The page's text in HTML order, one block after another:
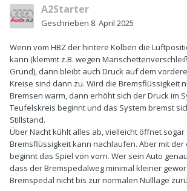
A2Starter
Geschrieben 8. April 2025
Wenn vom HBZ der hintere Kolben die
kann (klemmt z.B. wegen
Grund), dann bleibt auch Druck auf dem
Kreise sind dann zu. Wird die Bremsflüssigkeit
Bremsen warm, dann erhöht sich der Druck im
Teufelskreis beginnt und das System bremst
Stillstand.
Über Nacht kühlt alles ab, vielleicht öffnet
Bremsflüssigkeit kann nachlaufen. Aber mit der
beginnt das Spiel von vorn. Wer sein Auto
dass der Bremspedalweg minimal kleiner
Bremspedal nicht bis zur normalen Nulllage